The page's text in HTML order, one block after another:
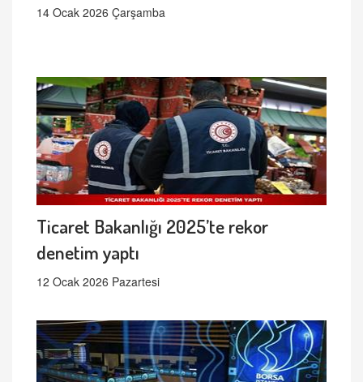
14 Ocak 2026 Çarşamba
Ticaret Bakanlığı 2025’te rekor
denetim yaptı
12 Ocak 2026 Pazartesi